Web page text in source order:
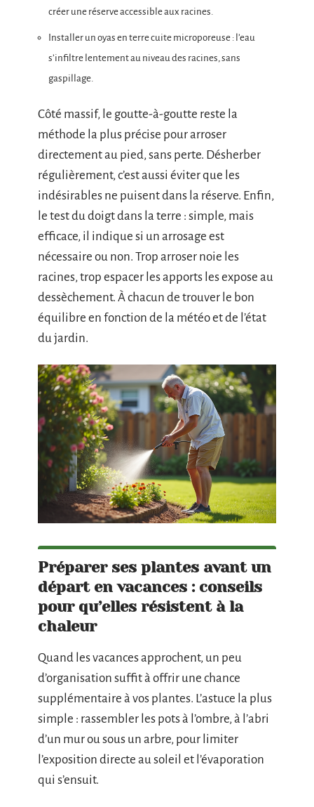
créer une réserve accessible aux racines.
Installer un oyas en terre cuite microporeuse : l’eau
s’infiltre lentement au niveau des racines, sans
gaspillage.
Côté massif, le goutte-à-goutte reste la
méthode la plus précise pour arroser
directement au pied, sans perte. Désherber
régulièrement, c’est aussi éviter que les
indésirables ne puisent dans la réserve. Enfin,
le test du doigt dans la terre : simple, mais
efficace, il indique si un arrosage est
nécessaire ou non. Trop arroser noie les
racines, trop espacer les apports les expose au
dessèchement. À chacun de trouver le bon
équilibre en fonction de la météo et de l’état
du jardin.
Préparer ses plantes avant un
départ en vacances : conseils
pour qu’elles résistent à la
chaleur
Quand les vacances approchent, un peu
d’organisation suffit à offrir une chance
supplémentaire à vos plantes. L’astuce la plus
simple : rassembler les pots à l’ombre, à l’abri
d’un mur ou sous un arbre, pour limiter
l’exposition directe au soleil et l’évaporation
qui s’ensuit.